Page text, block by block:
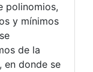
polinomios,
y mínimos
de la
, en donde se